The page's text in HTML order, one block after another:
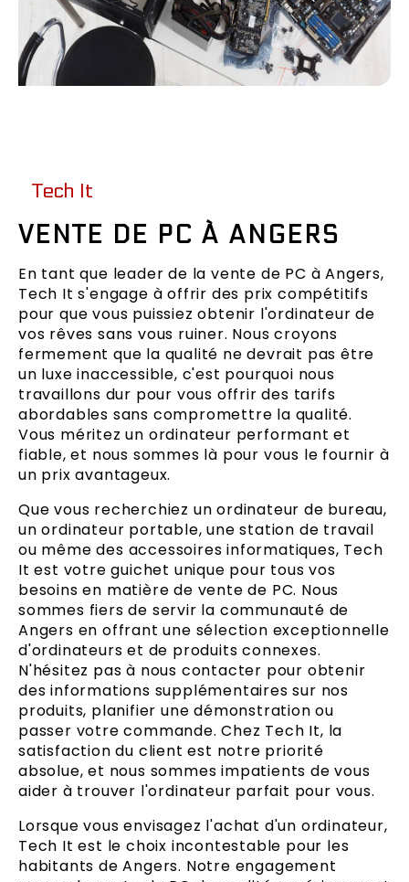
Tech It
VENTE DE PC À ANGERS
En tant que leader de la vente de PC à Angers,
Tech It s'engage à offrir des prix compétitifs
pour que vous puissiez obtenir l'ordinateur de
vos rêves sans vous ruiner. Nous croyons
fermement que la qualité ne devrait pas être
un luxe inaccessible, c'est pourquoi nous
travaillons dur pour vous offrir des tarifs
abordables sans compromettre la qualité.
Vous méritez un ordinateur performant et
fiable, et nous sommes là pour vous le fournir à
un prix avantageux.
Que vous recherchiez un ordinateur de bureau,
un ordinateur portable, une station de travail
ou même des accessoires informatiques, Tech
It est votre guichet unique pour tous vos
besoins en matière de vente de PC. Nous
sommes fiers de servir la communauté de
Angers en offrant une sélection exceptionnelle
d'ordinateurs et de produits connexes.
N'hésitez pas à nous contacter pour obtenir
des informations supplémentaires sur nos
produits, planifier une démonstration ou
passer votre commande. Chez Tech It, la
satisfaction du client est notre priorité
absolue, et nous sommes impatients de vous
aider à trouver l'ordinateur parfait pour vous.
Lorsque vous envisagez l'achat d'un ordinateur,
Tech It est le choix incontestable pour les
habitants de Angers. Notre engagement